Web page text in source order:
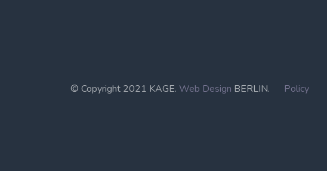
© Copyright 2021 KAGE. Web Design BERLIN. Policy